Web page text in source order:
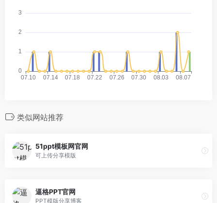
类似网站推荐
51ppt模板网官网
可上传分享模版
逼格PPT官网
PPT模版分享博客